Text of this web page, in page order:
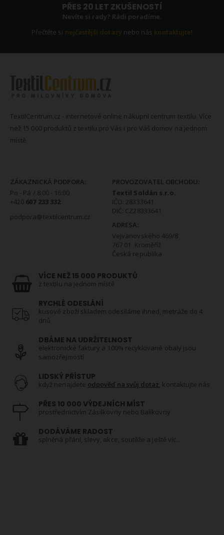
PŘES 20 LET ZKUŠENOSTÍ
Nevíte si rady? Rádi poradíme.
Přečtěte si nejčastější dotazy nebo nás kontaktujte!
TextilCentrum.cz - internetové online nákupní centrum textilu. Více
než 15 000 produktů z textilu pro Vás i pro Váš domov na jednom
místě.
ZÁKAZNICKÁ PODPORA:
Po - Pá / 8:00 - 16:00
+420 607 233 332
podpora@textilcentrum.cz
PROVOZOVATEL OBCHODU:
Textil Soldán s.r.o.
IČO: 28333641
DIČ: CZ28333641
ADRESA:
Vejvanovského 469/8
767 01 Kroměříž
Česká republika
VÍCE NEŽ 15 000 PRODUKTŮ
z textilu na jednom místě
RYCHLÉ ODESLÁNÍ
kusové zboží skladem odesíláme ihned, metráže do 4
dnů
DBÁME NA UDRŽITELNOST
elektronické faktury a 100% recyklované obaly jsou
samozřejmostí
LIDSKÝ PŘÍSTUP
když nenajdete odpověď na svůj dotaz, kontaktujte nás
PŘES 10 000 VÝDEJNÍCH MÍST
prostřednictvím Zásilkovny nebo Balíkovny
DODÁVÁME RADOST
splněná přání, slevy, akce, soutěže a ještě víc...